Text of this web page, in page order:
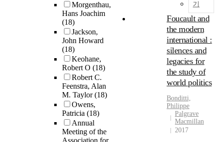
Morgenthau,
Hans Joachim
(18)
Jackson,
John Howard
(18)
Keohane,
Robert O (18)
Robert C.
Feenstra, Alan
M. Taylor(18)
Owens,
Patricia (18)
Annual
Meeting of the
기
Foucault and
the modern
international :
silences and
legacies for
the study of
world politics
Bonditti,
Philippe
Palgrave
Macmillan
2017